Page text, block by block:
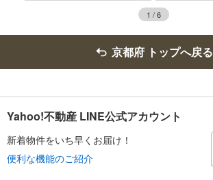
1 /6
京都府 トップへ戻る
Yahoo!不動産 LINE公式アカウント
新着物件をいち早くお届け！
便利な機能のご紹介